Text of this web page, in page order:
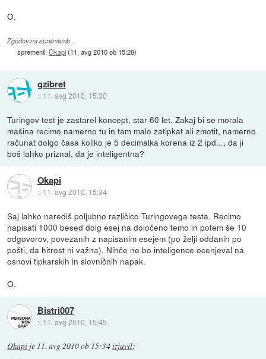
O.
Zgodovina sprememb…
spremenil:Okapi(11. avg 2010 ob 15:28)
gzibret
:: 11. avg 2010, 15:30
Turingov test je zastarel koncept, star 60 let. Zakaj bi se morala
mašina recimo namerno tu in tam malo zatipkat ali zmotit, namerno
računat dolgo časa koliko je 5 decimalka korena iz 2 ipd..., da ji
boš lahko priznal, da je inteligentna?
Okapi
:: 11. avg 2010, 15:34
Saj lahko narediš poljubno različico Turingovega testa. Recimo
napisati 1000 besed dolg esej na določeno temo in potem še 10
odgovorov, povezanih z napisanim esejem (po želji oddanih po
pošti, da hitrost ni važna). Nihče ne bo inteligence ocenjeval na
osnovi tipkarskih in slovničnih napak.
O.
Bistri007
:: 11. avg 2010, 15:45
Okapi je 11. avg 2010 ob 15:34izjavil: